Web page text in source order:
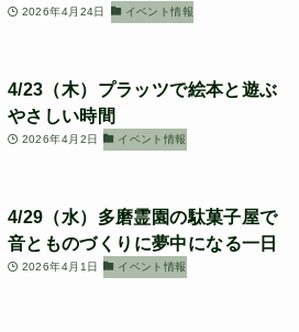
2026年4月24日 イベント情報
4/23（木）プラッツで絵本と遊ぶ
やさしい時間
2026年4月2日 イベント情報
4/29（水）多磨霊園の駄菓子屋で
音とものづくりに夢中になる一日
2026年4月1日 イベント情報